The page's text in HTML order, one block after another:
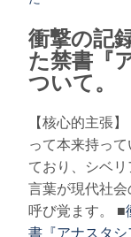
衝撃の記
た禁書『
ついて。
【核心的主張
って本来持っ
ており、シベ
言葉が現代社
呼び覚ます。 ■
書『アナスタシ